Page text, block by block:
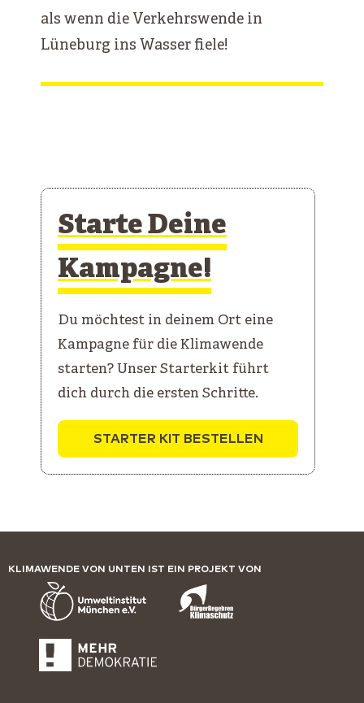
als wenn die Verkehrswende in
Lüneburg ins Wasser fiele!
Starte Deine
Kampagne!
Du möchtest in deinem Ort eine
Kampagne für die Klimawende
starten? Unser Starterkit führt
dich durch die ersten Schritte.
STARTER KIT BESTELLEN
KLIMAWENDE VON UNTEN IST EIN PROJEKT VON